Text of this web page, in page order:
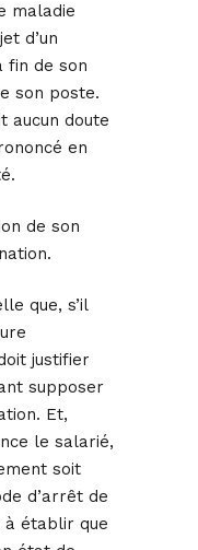
maladie
d’un
fin de son
son poste.
aucun doute
en
de son
que, s’il
justifier
supposer
Et,
le salarié,
soit
d’arrêt de
à établir que